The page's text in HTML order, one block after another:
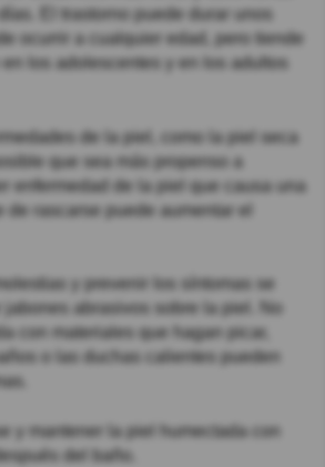
El trastorno puede durar unos
ocurrir a cualquier edad, pero tiende
los adolescentes y en los adultos
de la piel, como la piel seca
que sea más propenso a
enfermedad de la piel que causa una
de rascarse puede aumentar el
y prevenir los síntomas se
jabones abrasivos sobre la piel. No
con materiales que hagan picar,
o las duchas calientes pueden
y mantener la piel humectada con
del baño.